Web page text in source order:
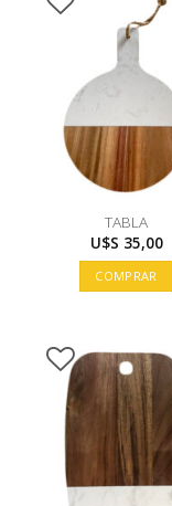
TABLA
U$S 35,00
COMPRAR